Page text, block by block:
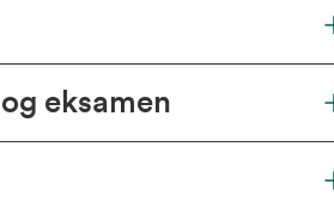
eksamen